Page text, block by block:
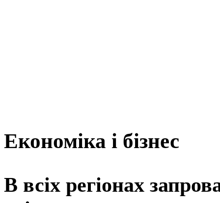
Економіка і бізнес
В всіх регіонах